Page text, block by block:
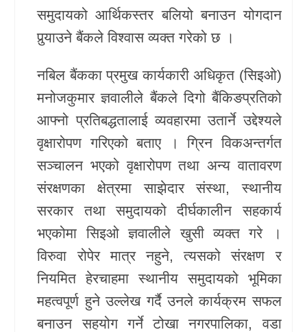
समुदायको आर्थिकस्तर बलियो बनाउन योगदान
पुर्‍याउने बैंकले विश्वास व्यक्त गरेको छ ।
नबिल बैंकका प्रमुख कार्यकारी अधिकृत (सिइओ)
मनोजकुमार ज्ञवालीले बैंकले दिगो बैंकिङप्रतिको
आफ्नो प्रतिबद्धतालाई व्यवहारमा उतार्ने उद्देश्यले
वृक्षारोपण गरिएको बताए । ग्रिन विकअन्तर्गत
सञ्चालन भएको वृक्षारोपण तथा अन्य वातावरण
संरक्षणका क्षेत्रमा साझेदार संस्था, स्थानीय
सरकार तथा समुदायको दीर्घकालीन सहकार्य
भएकोमा सिइओ ज्ञवालीले खुसी व्यक्त गरे ।
विरुवा रोपेर मात्र नहुने, त्यसको संरक्षण र
नियमित हेरचाहमा स्थानीय समुदायको भूमिका
महत्वपूर्ण हुने उल्लेख गर्दै उनले कार्यक्रम सफल
बनाउन सहयोग गर्ने टोखा नगरपालिका, वडा